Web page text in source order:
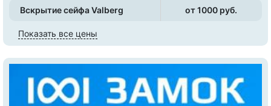
Вскрытие сейфа Valberg от 1000 pуб.
Показать все цены